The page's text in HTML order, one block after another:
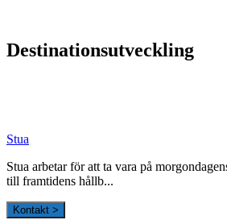
Destinationsutveckling
Stua
Stua arbetar för att ta vara på
till framtidens hållb...
Kontakt >